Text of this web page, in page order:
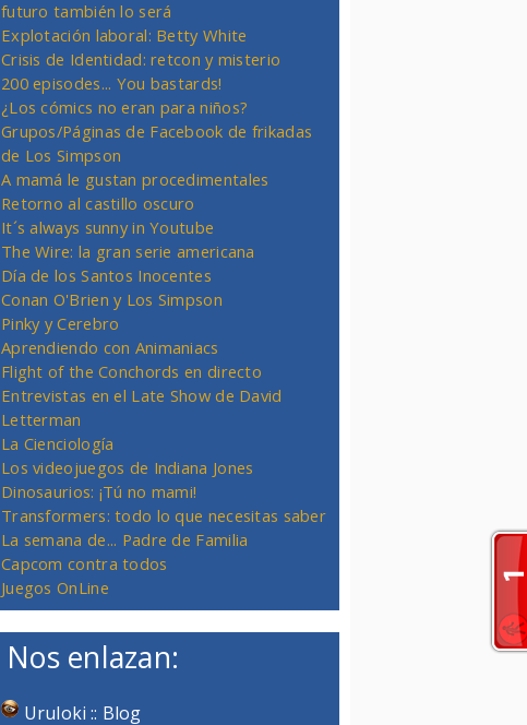
futuro también lo será
Explotación laboral: Betty White
Crisis de Identidad: retcon y misterio
200 episodes... You bastards!
¿Los cómics no eran para niños?
Grupos/Páginas de Facebook de frikadas
de Los Simpson
A mamá le gustan procedimentales
Retorno al castillo oscuro
It´s always sunny in Youtube
The Wire: la gran serie americana
Día de los Santos Inocentes
Conan O'Brien y Los Simpson
Pinky y Cerebro
Aprendiendo con Animaniacs
Flight of the Conchords en directo
Entrevistas en el Late Show de David
Letterman
La Cienciología
Los videojuegos de Indiana Jones
Dinosaurios: ¡Tú no mami!
Transformers: todo lo que necesitas saber
La semana de... Padre de Familia
Capcom contra todos
Juegos OnLine
Nos enlazan:
Uruloki :: Blog